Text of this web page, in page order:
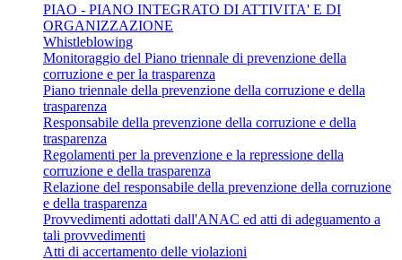
PIAO - PIANO INTEGRATO DI ATTIVITA' E DI
ORGANIZZAZIONE
Whistleblowing
Monitoraggio del Piano triennale di prevenzione della
corruzione e per la trasparenza
Piano triennale della prevenzione della corruzione e della
trasparenza
Responsabile della prevenzione della corruzione e della
trasparenza
Regolamenti per la prevenzione e la repressione della
corruzione e della trasparenza
Relazione del responsabile della prevenzione della corruzione
e della trasparenza
Provvedimenti adottati dall'ANAC ed atti di adeguamento a
tali provvedimenti
Atti di accertamento delle violazioni